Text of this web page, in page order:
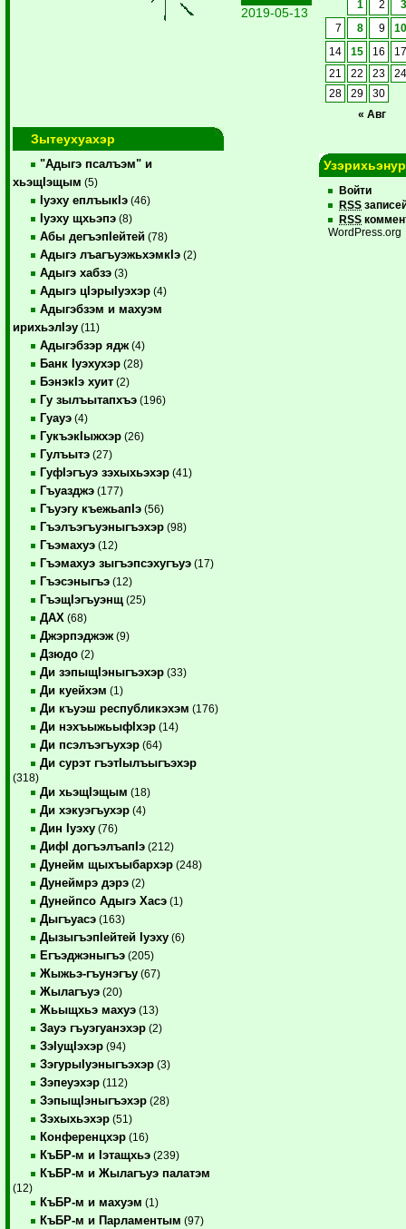
Зытеухуахэр
"Адыгэ псалъэм" и
хьэщIэщым (5)
Iуэху еплъыкIэ (46)
Iуэху щхьэпэ (8)
Абы дегъэпIейтей (78)
Адыгэ лъагъуэжьхэмкIэ (2)
Адыгэ хабзэ (3)
Адыгэ цIэрыIуэхэр (4)
Адыгэбзэм и махуэм
ирихьэлIэу (11)
Адыгэбзэр ядж (4)
Банк Iуэхухэр (28)
БэнэкIэ хуит (2)
Гу зылъытапхъэ (196)
Гуауэ (4)
ГукъэкIыжхэр (26)
Гулъытэ (27)
ГуфIэгъуэ зэхыхьэхэр (41)
Гъуазджэ (177)
Гъуэгу къежьапIэ (56)
Гъэлъэгъуэныгъэхэр (98)
Гъэмахуэ (12)
Гъэмахуэ зыгъэпсэхугъуэ (17)
Гъэсэныгъэ (12)
ГъэщIэгъуэнщ (25)
ДАХ (68)
Джэрпэджэж (9)
Дзюдо (2)
Ди зэпыщIэныгъэхэр (33)
Ди куейхэм (1)
Ди къуэш республикэхэм (176)
Ди нэхъыжьыфIхэр (14)
Ди псэлъэгъухэр (64)
Ди сурэт гъэтIылъыгъэхэр
(318)
Ди хьэщIэщым (18)
Ди хэкуэгъухэр (4)
Дин Iуэху (76)
ДифI догъэлъапIэ (212)
Дунейм щыхъыбархэр (248)
Дунеймрэ дэрэ (2)
Дунейпсо Адыгэ Хасэ (1)
Дыгъуасэ (163)
ДызыгъэпIейтей Iуэху (6)
Егъэджэныгъэ (205)
Жыжьэ-гъунэгъу (67)
Жылагъуэ (20)
Жьыщхьэ махуэ (13)
Зауэ гъуэгуанэхэр (2)
ЗэIущIэхэр (94)
ЗэгурыIуэныгъэхэр (3)
Зэпеуэхэр (112)
ЗэпыщIэныгъэхэр (28)
Зэхыхьэхэр (51)
Конференцхэр (16)
КъБР-м и Iэтащхьэ (239)
КъБР-м и Жылагъуэ палатэм
(12)
КъБР-м и махуэм (1)
КъБР-м и Парламентым (97)
2019-05-13
« Авг
1 2
7 8 9
14 15 16
21
22 23
28
29 30
Узэрихьэнур
Войти
RSS
RSS
WordPress.org